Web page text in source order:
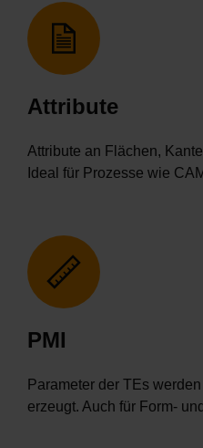
Attribute
Attribute an Flächen,
Ideal für Prozesse wie
PMI
Parameter der TEs
erzeugt. Auch für Form-